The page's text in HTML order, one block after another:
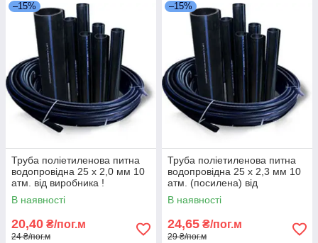
–15%
Труба поліетиленова питна
водопровідна 25 х 2,0 мм 10
атм. від виробника !
В наявності
20,40 ₴/пог.м
24 ₴/пог.м
–15%
Труба поліетиленова питна
водопровідна 25 х 2,3 мм 10
атм. (посилена) від
виробника !
В наявності
24,65 ₴/пог.м
29 ₴/пог.м